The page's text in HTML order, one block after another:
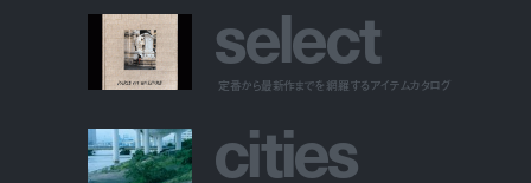
select
定番から最新作までを網羅するアイテムカタログ
cities